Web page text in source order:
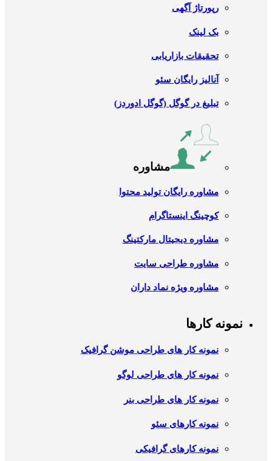
رپورتاژ آگهی
بک لینک
تحقیقات بازاریابی
آنالیز رایگان سئو
تبلیغ در گوگل (گوگل ادوردز)
مشاوره
مشاوره رایگان تولید محتوا
کوچینگ اینستاگرام
مشاوره دیجیتال مارکتینگ
مشاوره طراحی سایت
مشاوره ویژه نماد داران
نمونه کارها
نمونه کار های طراحی موشن گرافیک
نمونه کار های طراحی لوگو
نمونه کار های طراحی بنر
نمونه کارهای سئو
نمونه کارهای گرافیکی